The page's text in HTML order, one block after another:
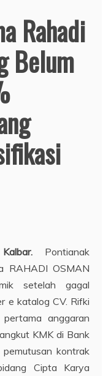
Rahadi
Belum
Kalbar. Pontianak
RAHADI OSMAN
setelah gagal
e katalog CV. Rifki
anggaran
KMK di Bank
kontrak
Cipta Karya